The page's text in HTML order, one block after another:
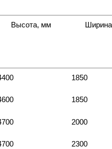
Высота, мм
1850
1850
2000
2300